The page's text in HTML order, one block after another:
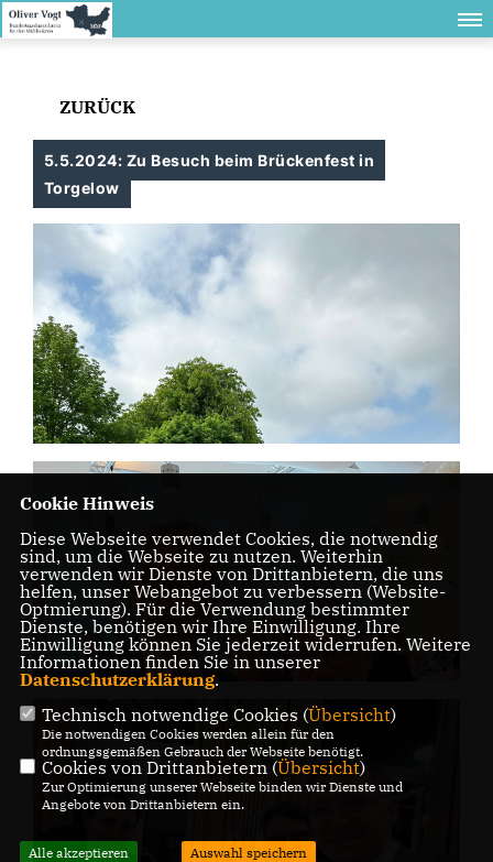
ZURÜCK
5.5.2024: Zu Besuch beim Brückenfest in
Torgelow
Cookie Hinweis
Diese Webseite verwendet Cookies, die notwendig
sind, um die Webseite zu nutzen. Weiterhin
verwenden wir Dienste von Drittanbietern, die uns
helfen, unser Webangebot zu verbessern (Website-
Optmierung). Für die Verwendung bestimmter
Dienste, benötigen wir Ihre Einwilligung. Ihre
Einwilligung können Sie jederzeit widerrufen. Weitere
Informationen finden Sie in unserer
Datenschutzerklärung.
Technisch notwendige Cookies (Übersicht)
Die notwendigen Cookies werden allein für den
ordnungsgemäßen Gebrauch der Webseite benötigt.
Cookies von Drittanbietern (Übersicht)
Zur Optimierung unserer Webseite binden wir Dienste und
Angebote von Drittanbietern ein.
Alle akzeptieren Auswahl speichern